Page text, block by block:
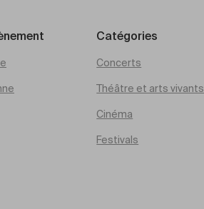
Catégories
Concerts
Théâtre et arts vivants
Cinéma
Festivals